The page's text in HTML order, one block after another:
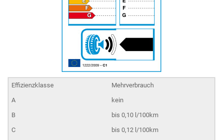
Mehrverbrauch
kein
bis 0,10 l/100km
bis 0,12 l/100km